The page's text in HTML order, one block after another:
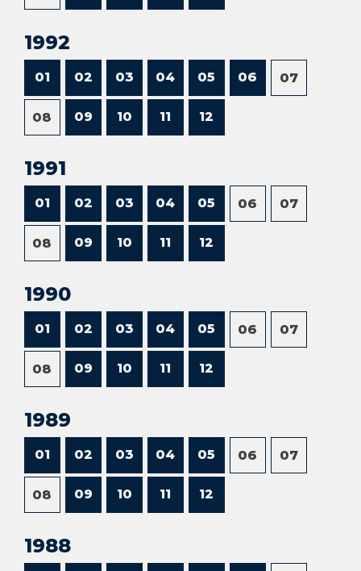
1992
01 02 03 04 05 06 07
08 09 10 11 12
1991
01 02 03 04 05 06 07
08 09 10 11 12
1990
01 02 03 04 05 06 07
08 09 10 11 12
1989
01 02 03 04 05 06 07
08 09 10 11 12
1988